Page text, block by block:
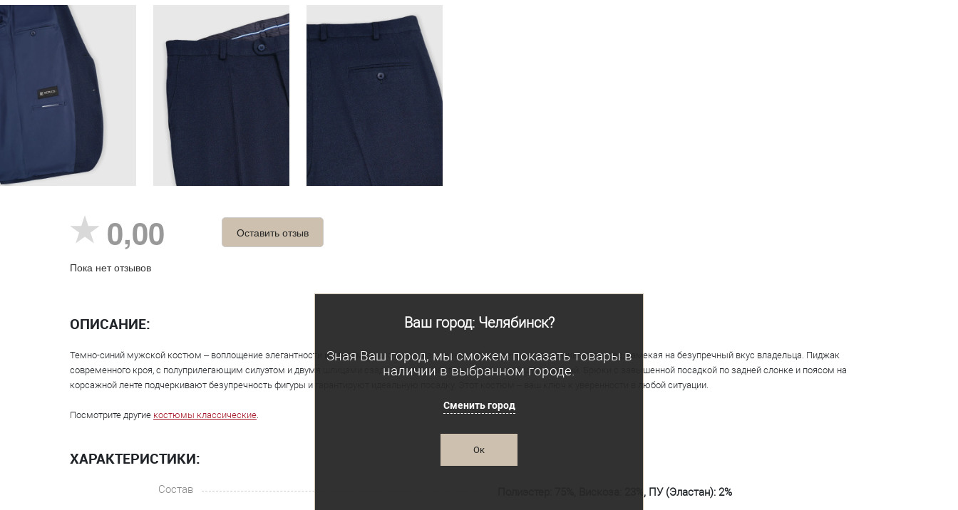
Ваш город: Челябинск?
Зная Ваш город, мы сможем показать товары в
наличии в выбранном городе.
Сменить город
Ок
0,00
Пока нет отзывов
Оставить отзыв
ОПИСАНИЕ:
Темно-синий мужской костюм – воплощение элегантности и современного шика. Изысканная фактура ткани притягивает взгляд, намекая на безупречный вкус владельца. Пиджак
современного кроя, с полуприлегающим силуэтом и двумя шлицами сзади, обеспечивает комфорт и свободу движений. Брюки с завышенной посадкой по задней слонке и поясом на
корсажной ленте подчеркивают безупречность фигуры и гарантируют идеальную посадку. Этот костюм – ваш ключ к уверенности в любой ситуации.
Посмотрите другие костюмы классические.
ХАРАКТЕРИСТИКИ:
Состав
Полиэстер: 75%, Вискоза: 23%, ПУ (Эластан): 2%